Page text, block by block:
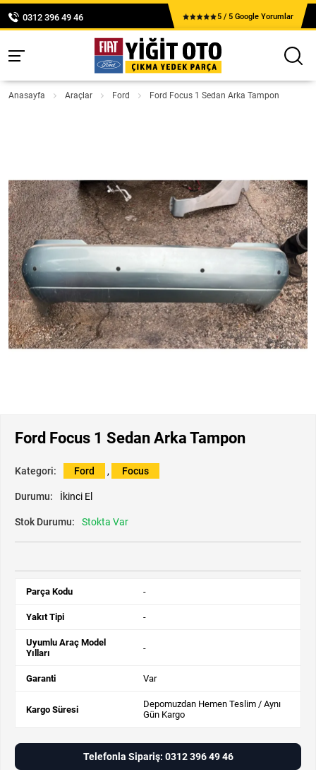
0312 396 49 46 5 / 5 Google Yorumlar
Anasayfa Araçlar Ford Ford Focus 1 Sedan Arka Tampon
Ford Focus 1 Sedan Arka Tampon
Kategori: Ford , Focus
Durumu: İkinci El
Stok Durumu: Stokta Var
Parça Kodu -
Yakıt Tipi -
Uyumlu Araç Model
Yılları
-
Garanti Var
Kargo Süresi
Depomuzdan Hemen Teslim / Aynı
Gün Kargo
Telefonla Sipariş: 0312 396 49 46